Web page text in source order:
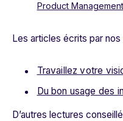
Product Management
Les articles écrits par
Travaillez votre
Du bon usage des
D’autres lectures